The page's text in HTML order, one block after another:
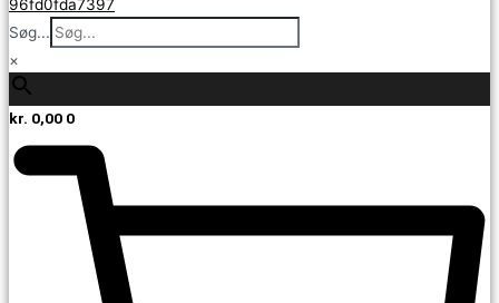
Søg...
×
kr. 0,00 0